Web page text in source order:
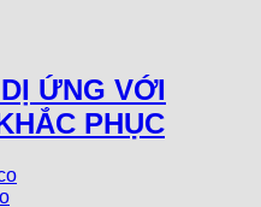
ỨNG VỚI
PHỤC